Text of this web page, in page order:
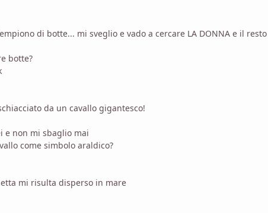
di botte... mi sveglio e vado a cercare LA DONNA e il
botte?
da un cavallo gigantesco!
e non mi sbaglio mai
come simbolo araldico?
mi risulta disperso in mare